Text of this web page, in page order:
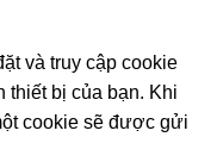
và truy cập cookie
thiết bị của bạn. Khi
cookie sẽ được gửi